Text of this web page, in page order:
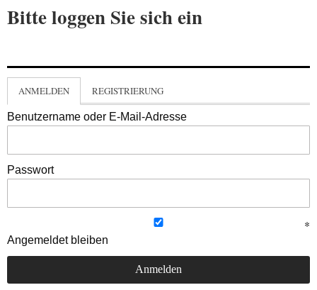
Bitte loggen Sie sich ein
ANMELDEN REGISTRIERUNG
Benutzername oder E-Mail-Adresse
Passwort
Angemeldet bleiben